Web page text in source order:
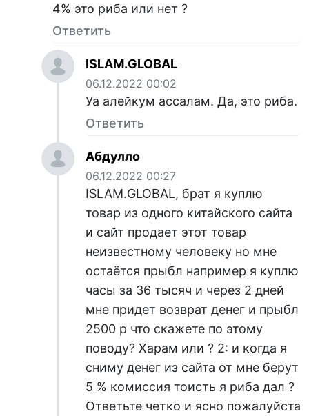
4% это риба или нет ?
Ответить
ISLAM.GLOBAL
06.12.2022 00:02
Уа алейкум ассалам. Да, это риба.
Ответить
Абдулло
06.12.2022 00:27
ISLAM.GLOBAL, брат я куплю
товар из одного китайского сайта
и сайт продает этот товар
неизвестному человеку но мне
остаётся прыбл например я куплю
часы за 36 тысяч и через 2 дней
мне придет возврат денег и прыбл
2500 р что скажете по этому
поводу? Харам или ? 2: и когда я
сниму денег из сайта от мне берут
5 % комиссия тоисть я риба дал ?
Ответьте четко и ясно пожалуйста